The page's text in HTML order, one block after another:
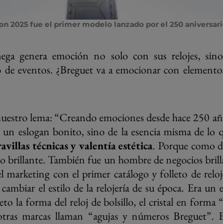
2025 fue el primer modelo lanzado por el 250
genera emoción no solo con sus relojes,
eventos. ¿Breguet va a emocionar con
lema: “Creando emociones desde hace 250
eslogan bonito, sino de la esencia misma de lo
técnicas y valentía estética. Porque como
brillante. También fue un hombre de negocios
marketing con el primer catálogo y folleto de
el estilo de la relojería de su época. Era un
la forma del reloj de bolsillo, el cristal en forma
marcas llaman “agujas y números Breguet”.